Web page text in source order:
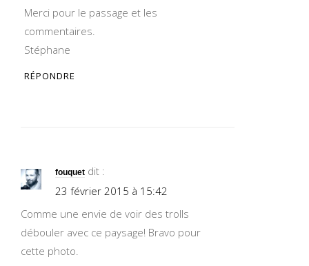
Merci pour le passage et les
commentaires.
Stéphane
RÉPONDRE
fouquet dit :
23 février 2015 à 15:42
Comme une envie de voir des trolls
débouler avec ce paysage! Bravo pour
cette photo.